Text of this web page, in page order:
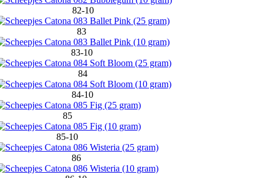
82-10
83
83-10
84
84-10
85
85-10
86